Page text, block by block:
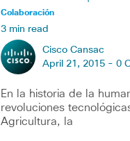
Colaboración
3 min read
Cisco Cansac
April 21, 2015 - 0
En la historia de la
revoluciones
Agricultura, la